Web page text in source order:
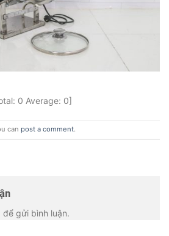
0 Average: 0]
can post a comment.
để gửi bình luận.